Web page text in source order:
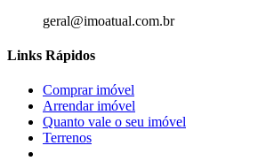
geral@imoatual.com.br
Links Rápidos
Comprar imóvel
Arrendar imóvel
Quanto vale o seu imóvel
Terrenos